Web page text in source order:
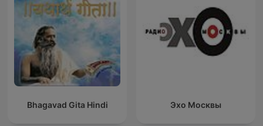
Bhagavad Gita Hindi Эхо Москвы